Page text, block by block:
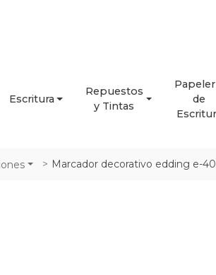
Escritura
Repuestos
y Tintas
de
Marcador decorativo edding e-